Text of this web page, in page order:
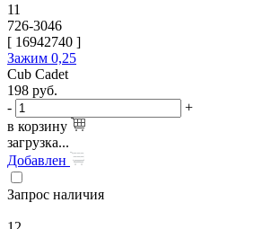
11
726-3046
[ 16942740 ]
Зажим 0,25
Cub Cadet
198 руб.
-
+
в корзину
загрузка...
Добавлен
Запрос наличия